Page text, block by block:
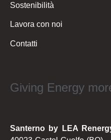
Sostenibilità
Lavora con noi
Contatti
Giving Energy
Santerno by LEA